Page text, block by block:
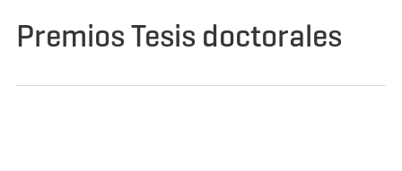
Premios Tesis doctorales